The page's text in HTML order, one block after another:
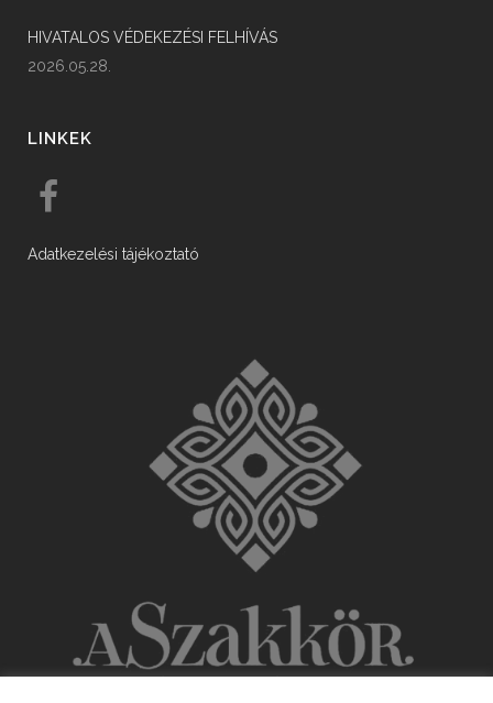
HIVATALOS VÉDEKEZÉSI FELHÍVÁS
2026.05.28.
LINKEK
Adatkezelési tájékoztató